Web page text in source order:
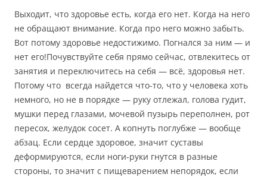
Выходит, что здоровье есть, когда его нет. Когда на него
не обращают внимание. Когда про него можно забыть.
Вот потому здоровье недостижимо. Погнался за ним — и
нет его!Почувствуйте себя прямо сейчас, отвлекитесь от
занятия и переключитесь на себя — всё, здоровья нет.
Потому что всегда найдется что-то, что у человека хоть
немного, но не в порядке — руку отлежал, голова гудит,
мушки перед глазами, мочевой пузырь переполнен, рот
пересох, желудок сосет. А копнуть поглубже — вообще
абзац. Если сердце здоровое, значит суставы
деформируются, если ноги-руки гнутся в разные
стороны, то значит с пищеварением непорядок, если